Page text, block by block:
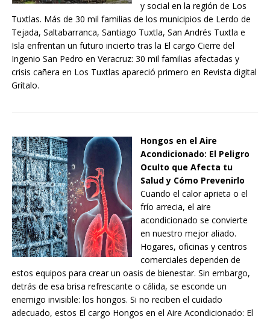
y social en la región de Los
Tuxtlas. Más de 30 mil familias de los municipios de Lerdo de
Tejada, Saltabarranca, Santiago Tuxtla, San Andrés Tuxtla e
Isla enfrentan un futuro incierto tras la El cargo Cierre del
Ingenio San Pedro en Veracruz: 30 mil familias afectadas y
crisis cañera en Los Tuxtlas apareció primero en Revista digital
Grítalo.
Hongos en el Aire
Acondicionado: El Peligro
Oculto que Afecta tu
Salud y Cómo Prevenirlo
Cuando el calor aprieta o el
frío arrecia, el aire
acondicionado se convierte
en nuestro mejor aliado.
Hogares, oficinas y centros
comerciales dependen de
estos equipos para crear un oasis de bienestar. Sin embargo,
detrás de esa brisa refrescante o cálida, se esconde un
enemigo invisible: los hongos. Si no reciben el cuidado
adecuado, estos El cargo Hongos en el Aire Acondicionado: El